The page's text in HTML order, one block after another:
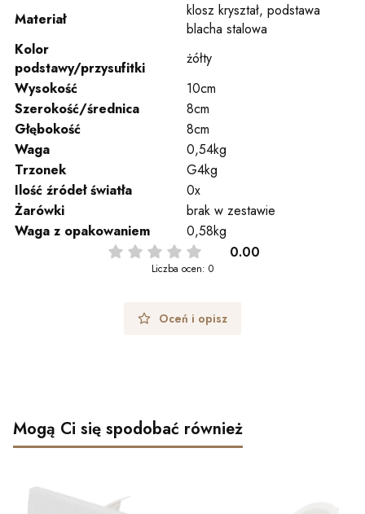
Materiał
klosz kryształ, podstawa
blacha stalowa
Kolor
podstawy/przysufitki
żółty
Wysokość
10cm
Szerokość/średnica
8cm
Głębokość
8cm
Waga
0,54kg
Trzonek
G4kg
Ilość źródeł światła
0x
Żarówki
brak w zestawie
Waga z opakowaniem
0,58kg
0.00
Liczba ocen: 0
Oceń i opisz
Mogą Ci się spodobać również